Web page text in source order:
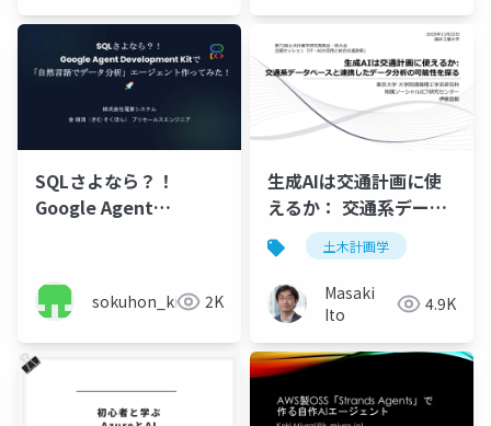
SQLさよなら？！
Google Agent
析」エージェント作っ
てみた！ 🚀sokuhon_kimu 2K
生成AIは交通計画に使
えるか： 交通系データ
ベースと連携したデー
タ分析の可能性を探る
土木計画学
Masaki
Ito
4.9K